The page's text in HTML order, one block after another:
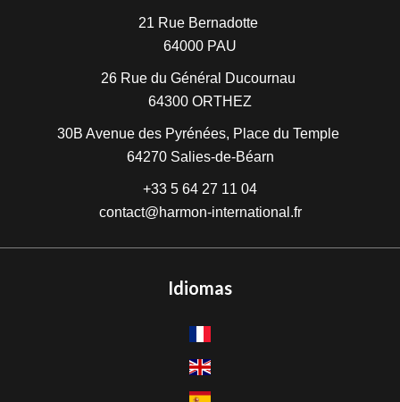
21 Rue Bernadotte
64000 PAU
26 Rue du Général Ducournau
64300 ORTHEZ
30B Avenue des Pyrénées, Place du Temple
64270 Salies-de-Béarn
+33 5 64 27 11 04
contact@harmon-international.fr
Idiomas